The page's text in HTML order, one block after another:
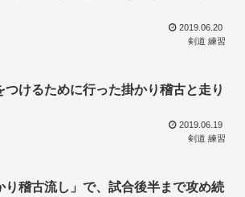
2019.06.20
剣道 練習
つけるために行った掛かり稽古と走り
2019.06.19
剣道 練習
り稽古流し」で、試合後半まで攻め続